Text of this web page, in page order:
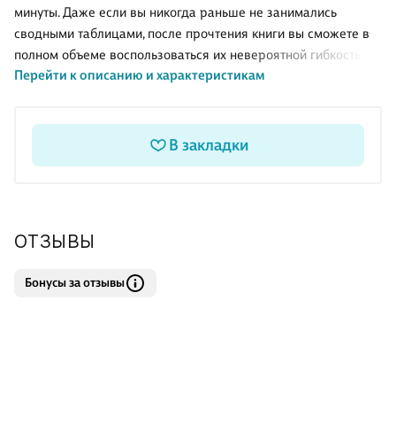
минуты. Даже если вы никогда раньше не занимались
сводными таблицами, после прочтения книги вы сможете в
полном объеме воспользоваться их невероятной гибкостью и
аналитической мощью. Авторы щедро поделятся
профессиональных приемов работы, которых не встретишь в
других книгах.
Перейти к описанию и характеристикам
В закладки
ОТЗЫВЫ
Бонусы за отзывы